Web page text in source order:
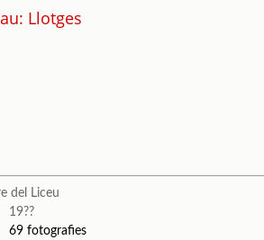
Llotges
del Liceu
19??
69 fotografies